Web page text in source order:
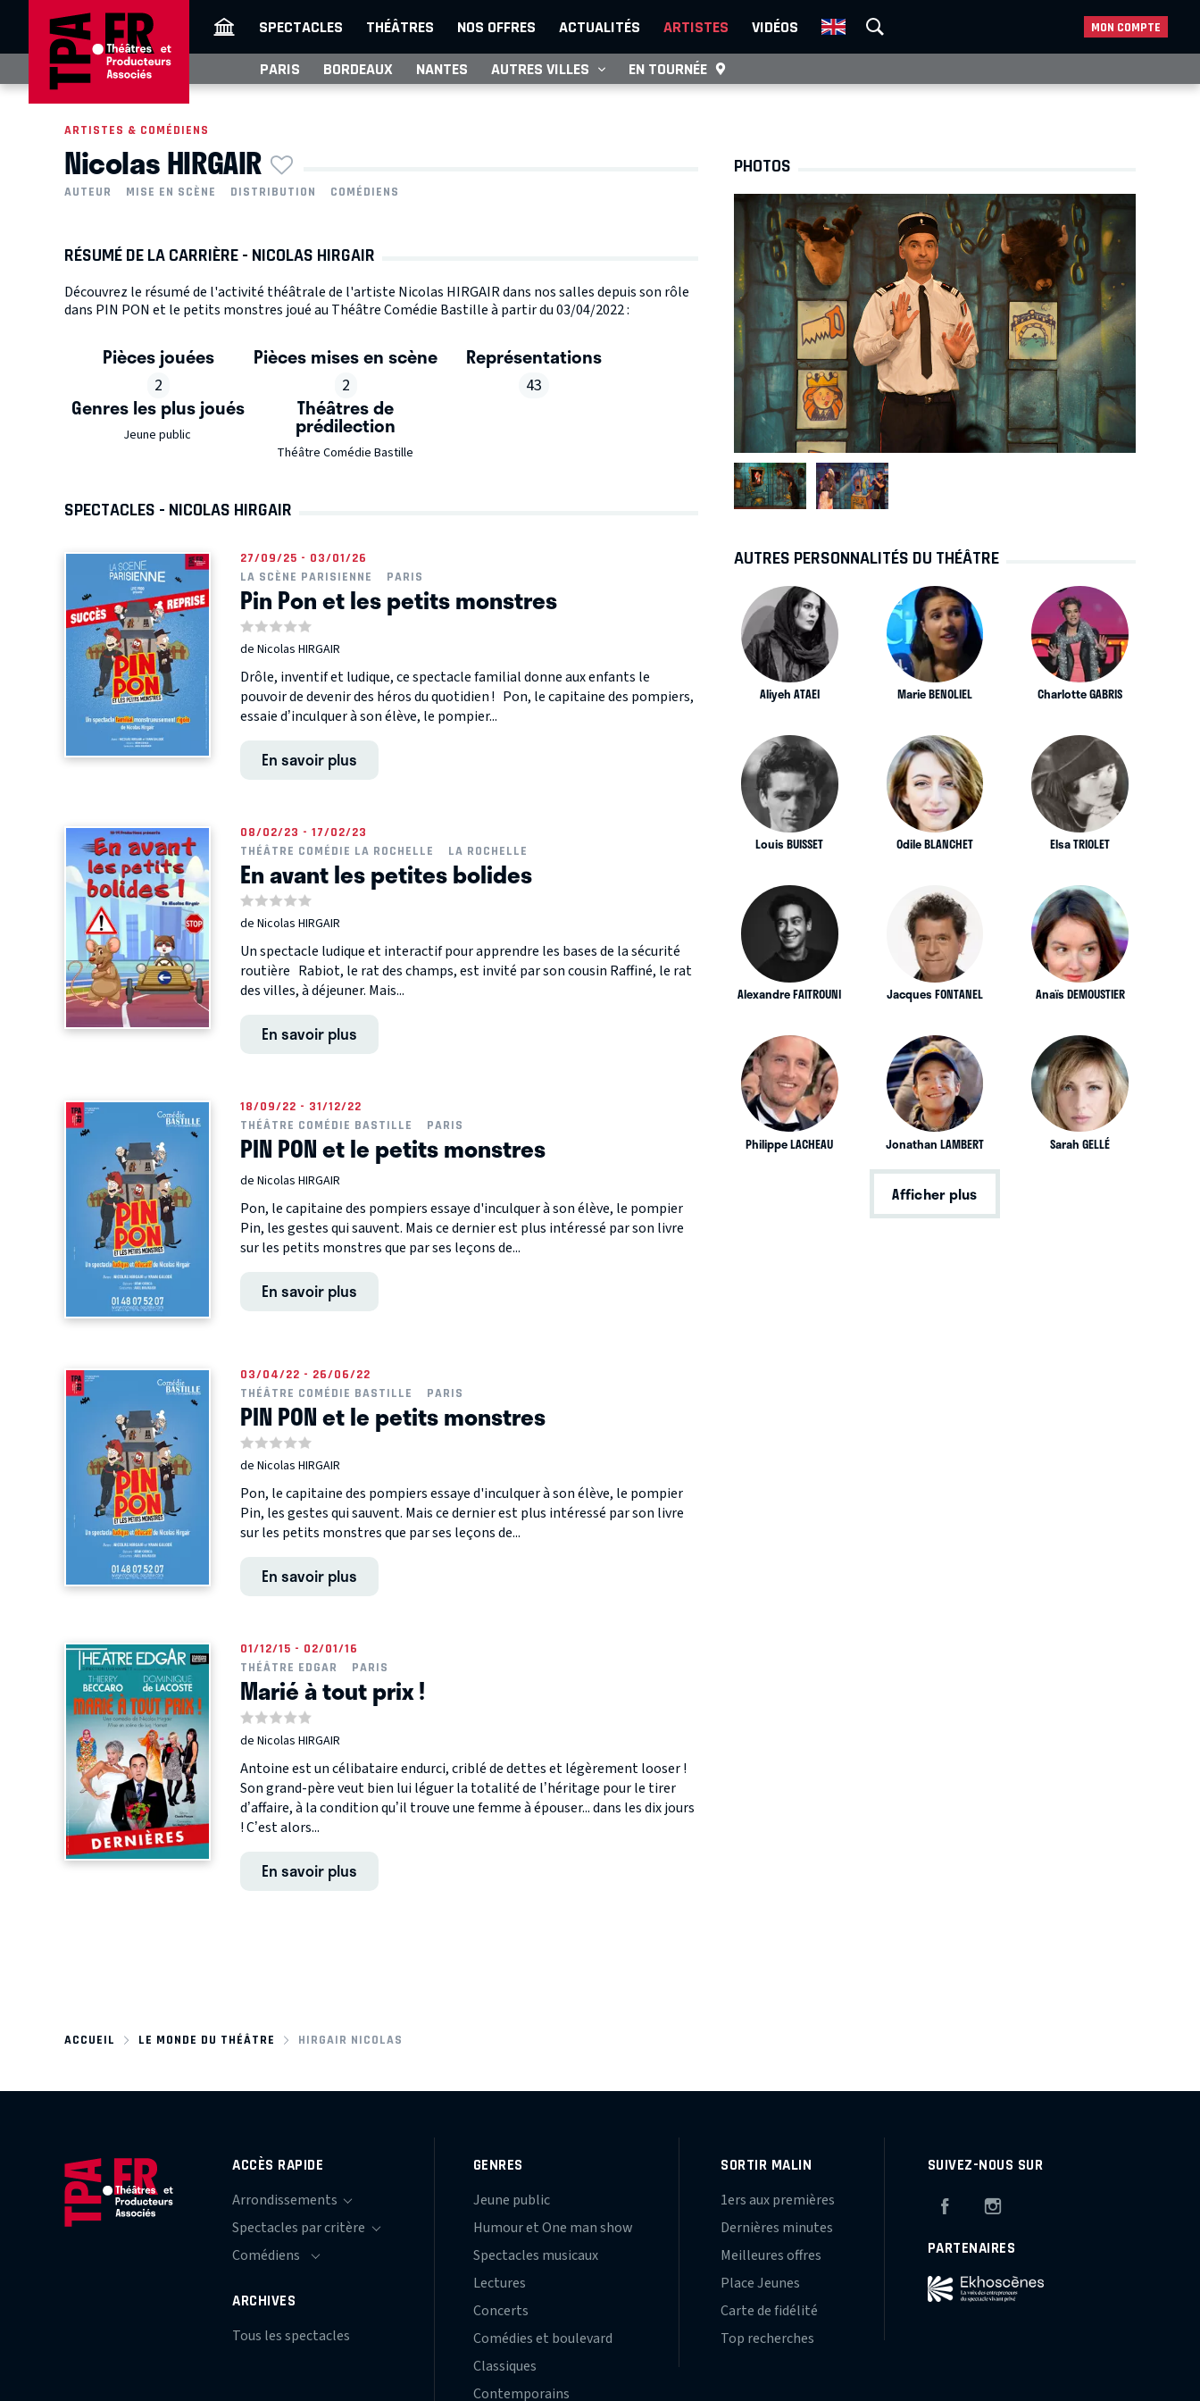
SPECTACLES THÉÂTRES NOS OFFRES ACTUALITÉS ARTISTES VIDÉOS MON COMPTE
PARIS BORDEAUX NANTES AUTRES VILLES EN TOURNÉE
ARTISTES & COMÉDIENS
Nicolas HIRGAIR
AUTEUR MISE EN SCÈNE DISTRIBUTION COMÉDIENS
RÉSUMÉ DE LA CARRIÈRE - NICOLAS HIRGAIR
Découvrez le résumé de l'activité théâtrale de l'artiste Nicolas HIRGAIR dans nos salles depuis son rôle
dans PIN PON et le petits monstres joué au Théâtre Comédie Bastille à partir du 03/04/2022 :
Pièces jouées
2
Pièces mises en scène
2
Représentations
43
Genres les plus joués
Jeune public
Théâtres de
prédilection
Théâtre Comédie Bastille
SPECTACLES - NICOLAS HIRGAIR
27/09/25 - 03/01/26
LA SCÈNE PARISIENNE
PARIS
Pin Pon et les petits monstres
de Nicolas HIRGAIR
Drôle, inventif et ludique, ce spectacle familial donne aux enfants le
pouvoir de devenir des héros du quotidien ! Pon, le capitaine des pompiers,
essaie d’inculquer à son élève, le pompier...
En savoir plus
08/02/23 - 17/02/23
THÉÂTRE COMÉDIE LA ROCHELLE
LA ROCHELLE
En avant les petites bolides
de Nicolas HIRGAIR
Un spectacle ludique et interactif pour apprendre les bases de la sécurité
routière Rabiot, le rat des champs, est invité par son cousin Raffiné, le rat
des villes, à déjeuner. Mais...
En savoir plus
18/09/22 - 31/12/22
THÉÂTRE COMÉDIE BASTILLE
PARIS
PIN PON et le petits monstres
de Nicolas HIRGAIR
Pon, le capitaine des pompiers essaye d'inculquer à son élève, le pompier
Pin, les gestes qui sauvent. Mais ce dernier est plus intéressé par son livre
sur les petits monstres que par ses leçons de...
En savoir plus
03/04/22 - 26/06/22
THÉÂTRE COMÉDIE BASTILLE
PARIS
PIN PON et le petits monstres
de Nicolas HIRGAIR
Pon, le capitaine des pompiers essaye d'inculquer à son élève, le pompier
Pin, les gestes qui sauvent. Mais ce dernier est plus intéressé par son livre
sur les petits monstres que par ses leçons de...
En savoir plus
01/12/15 - 02/01/16
THÉÂTRE EDGAR
PARIS
Marié à tout prix !
de Nicolas HIRGAIR
Antoine est un célibataire endurci, criblé de dettes et légèrement looser !
Son grand-père veut bien lui léguer la totalité de l’héritage pour le tirer
d’affaire, à la condition qu’il trouve une femme à épouser... dans les dix jours
! C’est alors...
En savoir plus
PHOTOS
AUTRES PERSONNALITÉS DU THÉÂTRE
Aliyeh ATAEI Marie BENOLIEL Charlotte GABRIS
Louis BUISSET Odile BLANCHET Elsa TRIOLET
Alexandre FAITROUNI Jacques FONTANEL Anaïs DEMOUSTIER
Philippe LACHEAU Jonathan LAMBERT Sarah GELLÉ
Afficher plus
ACCUEIL LE MONDE DU THÉÂTRE HIRGAIR NICOLAS
ACCÈS RAPIDE
ARCHIVES
Tous les spectacles
GENRES
Jeune public
Humour et One man show
Spectacles musicaux
Lectures
Concerts
Comédies et boulevard
Classiques
Contemporains
SORTIR MALIN
1ers aux premières
Dernières minutes
Meilleures offres
Place Jeunes
Carte de fidélité
Top recherches
SUIVEZ-NOUS SUR
Facebook
PARTENAIRES